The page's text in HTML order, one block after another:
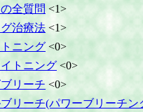
全質問 <1>
治療法 <1>
ニング <0>
トニング<0>
リーチ <0>
リーチ(パワーブリーチン